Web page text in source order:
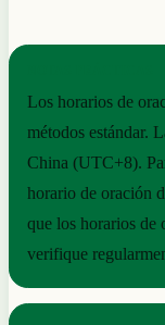
Los horarios de
métodos estándar.
China (UTC+8).
horario de oración
que los horarios de
verifique